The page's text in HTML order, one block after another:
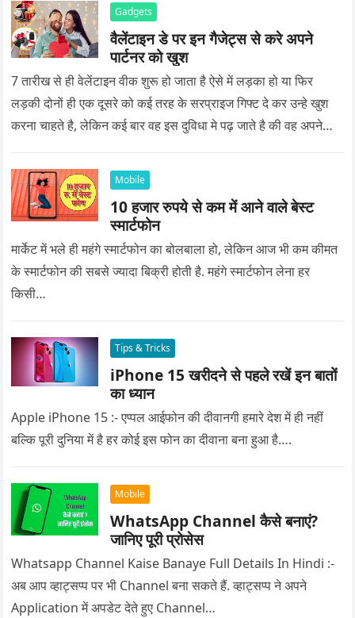
Gadgets
वैलेंटाइन डे पर इन गैजेट्स से करे अपने
पार्टनर को खुश
7 तारीख से ही वेलेंटाइन वीक शुरू हो जाता है ऐसे में लड़का हो या फिर
लड़की दोनों ही एक दूसरे को कई तरह के सरप्राइज गिफ्ट दे कर उन्हे खुश
करना चाहते है, लेकिन कई बार वह इस दुविधा मे पढ़ जाते है की वह अपने
Mobile
10 हजार रुपये से कम में आने वाले बेस्ट
स्मार्टफोन
मार्केट में भले ही महंगे स्मार्टफोन का बोलबाला हो, लेकिन आज भी कम कीमत
के स्मार्टफोन की सबसे ज्यादा बिक्री होती है. महंगे स्मार्टफोन लेना हर
किसी…
Tips & Tricks
iPhone 15 खरीदने से पहले रखें इन बातों
का ध्यान
Apple iPhone 15 :- एप्पल आईफोन की दीवानगी हमारे देश में ही नहीं
बल्कि पूरी दुनिया में है हर कोई इस फोन का दीवाना बना हुआ है….
Mobile
WhatsApp Channel कैसे बनाएं?
जानिए पूरी प्रोसेस
Whatsapp Channel Kaise Banaye Full Details In Hindi :-
अब आप व्हाट्सप्प पर भी Channel बना सकते हैं. व्हाट्सप्प ने अपने
Application में अपडेट देते हुए Channel…